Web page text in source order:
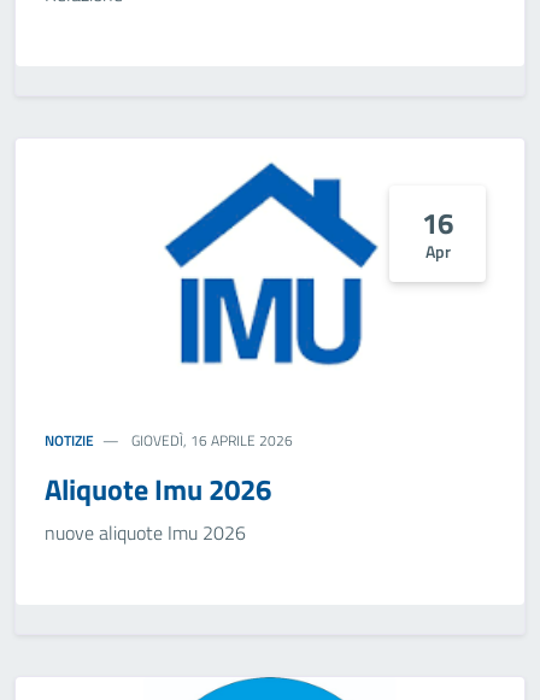
16
Apr
NOTIZIE GIOVEDÌ, 16 APRILE 2026
Aliquote Imu 2026
nuove aliquote Imu 2026